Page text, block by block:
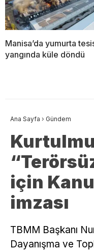
Manisa’da yumurta
yangında küle döndü
Ana Sayfa › Gündem
için
imzası
TBMM Başkanı
Dayanışma ve